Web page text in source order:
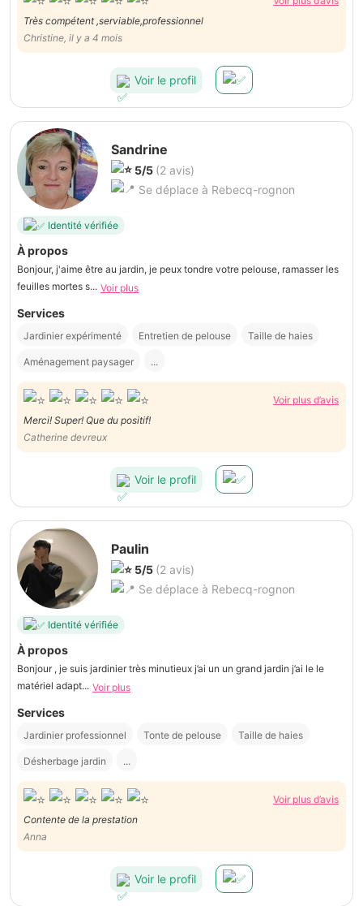
Très compétent ,serviable,professionnel
Christine, il y a 4 mois
Voir le profil
Sandrine
5/5 (2 avis)
Se déplace à Rebecq-rognon
Identité vérifiée
À propos
Bonjour, j'aime être au jardin, je peux tondre votre pelouse, ramasser les
feuilles mortes s... Voir plus
Services
Jardinier expérimenté Entretien de pelouse Taille de haies
Aménagement paysager ...
Voir plus d’avis
Merci! Super! Que du positif!
Catherine devreux
Voir le profil
Paulin
5/5 (2 avis)
Se déplace à Rebecq-rognon
Identité vérifiée
À propos
Bonjour , je suis jardinier très minutieux j’ai un un grand jardin j’ai le le
matériel adapt... Voir plus
Services
Jardinier professionnel Tonte de pelouse Taille de haies
Désherbage jardin ...
Voir plus d’avis
Contente de la prestation
Anna
Voir le profil